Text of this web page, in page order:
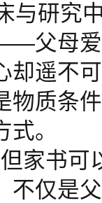
与研究
父母
却遥不
物质条
。
家书可
不仅是